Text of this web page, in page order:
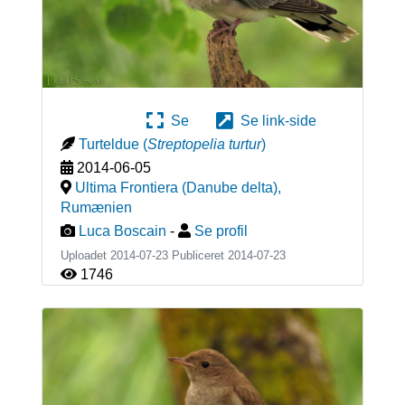
Se
Se link-side
Turteldue (Streptopelia turtur)
2014-06-05
Ultima Frontiera (Danube delta),
Rumænien
Luca Boscain - Se profil
Uploadet 2014-07-23 Publiceret 2014-07-23
1746